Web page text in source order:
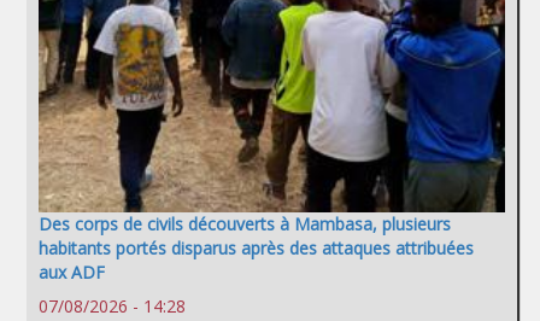
Des corps de civils découverts à Mambasa, plusieurs
habitants portés disparus après des attaques attribuées
aux ADF
07/08/2026 - 14:28